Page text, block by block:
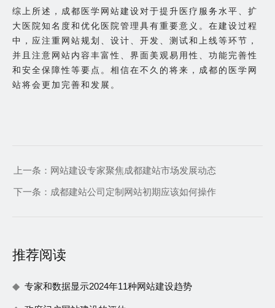
综上所述，成都医学网站建设对于提升医疗服务水平、扩
大医院知名度和优化医院管理具有重要意义。在建设过程
中，应注重网站规划、设计、开发、测试和上线等环节，
并且注意网站内容丰富性、界面美观易用性、功能完善性
和安全保障性等要点。相信在不久的将来，成都的医学网
站将会更加完善和发展。
上一条： 网站建设专家聚焦成都建站市场发展动态
下一条： 成都建站公司定制网站初期应该如何操作
推荐阅读
专家和数据显示2024年11种网站建设趋势